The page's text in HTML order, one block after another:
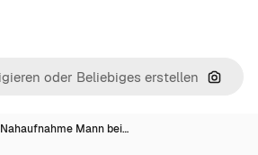
Nach
Nahaufnahme Mann bei…